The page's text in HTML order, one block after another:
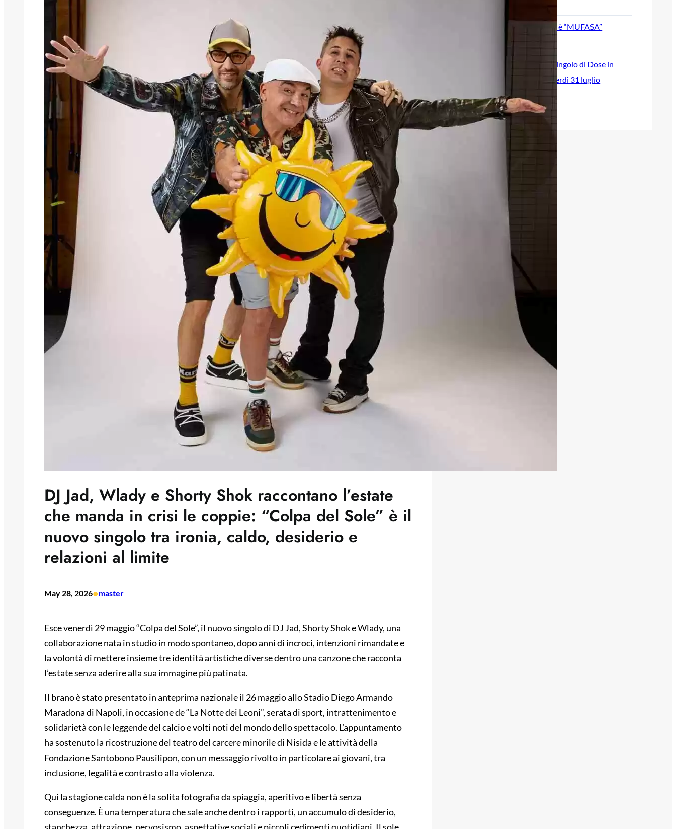
DJ Jad, Wlady e Shorty Shok raccontano l’estate
che manda in crisi le coppie: “Colpa del Sole” è il
nuovo singolo tra ironia, caldo, desiderio e
relazioni al limite
May 28, 2026•master
Esce venerdì 29 maggio “Colpa del Sole”, il nuovo singolo di DJ Jad, Shorty Shok e Wlady, una
collaborazione nata in studio in modo spontaneo, dopo anni di incroci, intenzioni rimandate e
la volontà di mettere insieme tre identità artistiche diverse dentro una canzone che racconta
l’estate senza aderire alla sua immagine più patinata.
Il brano è stato presentato in anteprima nazionale il 26 maggio allo Stadio Diego Armando
Maradona di Napoli, in occasione de “La Notte dei Leoni”, serata di sport, intrattenimento e
solidarietà con le leggende del calcio e volti noti del mondo dello spettacolo. L’appuntamento
ha sostenuto la ricostruzione del teatro del carcere minorile di Nisida e le attività della
Fondazione Santobono Pausilipon, con un messaggio rivolto in particolare ai giovani, tra
inclusione, legalità e contrasto alla violenza.
Qui la stagione calda non è la solita fotografia da spiaggia, aperitivo e libertà senza
conseguenze. È una temperatura che sale anche dentro i rapporti, un accumulo di desiderio,
SVOSIL: il nuovo singolo è “MUFASA”
“Break Time” è il nuovo singolo di Dose in
radio e in digitale da venerdì 31 luglio
July 28, 2026